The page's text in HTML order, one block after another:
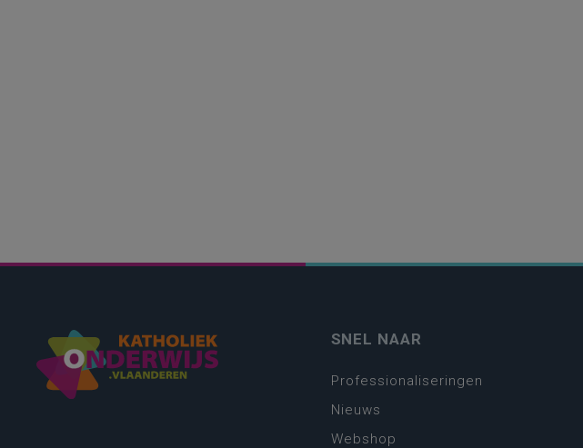
SNEL NAAR
Professionaliseringen
Nieuws
Webshop